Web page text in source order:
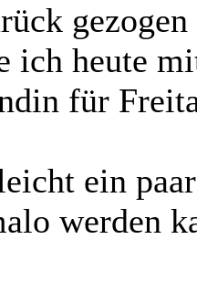
ich heute
für
ein
werden